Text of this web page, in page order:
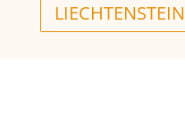
LIECHTENSTEIN